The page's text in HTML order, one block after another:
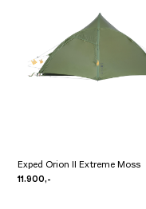
Exped Orion II Extreme Moss
11.900,-